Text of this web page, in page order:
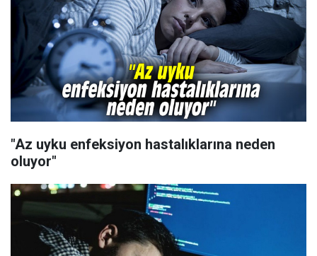
"Az uyku enfeksiyon hastalıklarına neden
oluyor"